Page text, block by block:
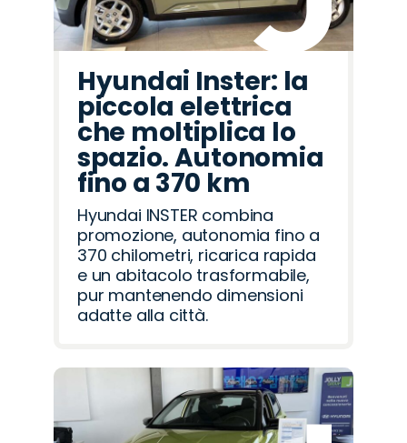
Hyundai Inster: la
piccola elettrica
che moltiplica lo
spazio. Autonomia
fino a 370 km
Hyundai INSTER combina
promozione, autonomia fino a
370 chilometri, ricarica rapida
e un abitacolo trasformabile,
pur mantenendo dimensioni
adatte alla città.